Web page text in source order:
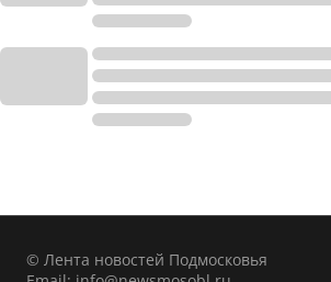
© Лента новостей Подмосковья